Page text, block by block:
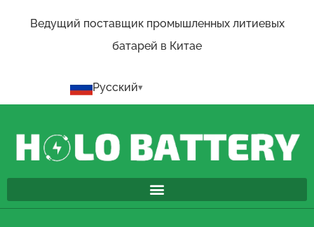
Ведущий поставщик промышленных литиевых
батарей в Китае
Русский